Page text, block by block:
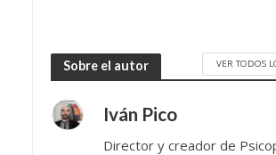
Sobre el autor VER TODOS
Iván Pico
Director y creador de